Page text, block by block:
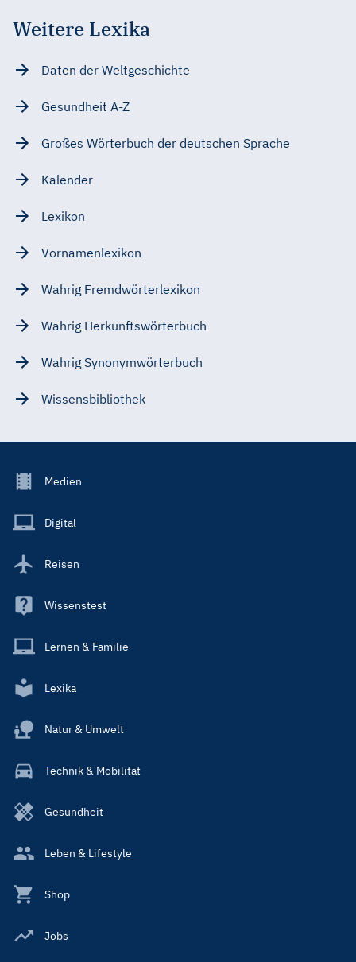
Weitere Lexika
Daten der Weltgeschichte
Gesundheit A-Z
Großes Wörterbuch der deutschen Sprache
Kalender
Lexikon
Vornamenlexikon
Wahrig Fremdwörterlexikon
Wahrig Herkunftswörterbuch
Wahrig Synonymwörterbuch
Wissensbibliothek
Footer
Main
Medien
Digital
Reisen
Wissenstest
Lernen & Familie
Lexika
Natur & Umwelt
Technik & Mobilität
Gesundheit
Leben & Lifestyle
Shop
Jobs